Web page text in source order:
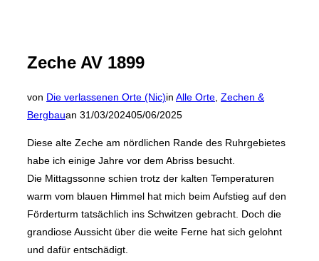
Zeche AV 1899
von Die verlassenen Orte (Nic)in Alle Orte Zechen &
Bergbauan Veröffentlicht
31/03/202405/06/2025
Diese alte Zeche am nördlichen Rande des Ruhrgebietes
habe ich einige Jahre vor dem Abriss besucht.
Die Mittagssonne schien trotz der kalten Temperaturen
warm vom blauen Himmel hat mich beim Aufstieg auf den
Förderturm tatsächlich ins Schwitzen gebracht. Doch die
grandiose Aussicht über die weite Ferne hat sich gelohnt
und dafür entschädigt.